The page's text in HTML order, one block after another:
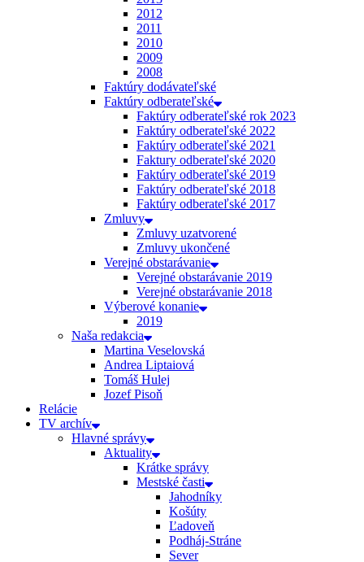
2012
2011
2010
2009
2008
Faktúry dodávateľské
Faktúry odberateľské
Faktúry odberateľské rok 2023
Faktúry odberateľské 2022
Faktúry odberateľské 2021
Faktury odberateľské 2020
Faktúry odberateľské 2019
Faktúry odberateľské 2018
Faktúry odberateľské 2017
Zmluvy
Zmluvy uzatvorené
Zmluvy ukončené
Verejné obstarávanie
Verejné obstarávanie 2019
Verejné obstarávanie 2018
Výberové konanie
2019
Naša redakcia
Martina Veselovská
Andrea Liptaiová
Tomáš Hulej
Jozef Pisoň
Relácie
TV archív
Hlavné správy
Aktuality
Krátke správy
Mestské časti
Jahodníky
Košúty
Ľadoveň
Podháj-Stráne
Sever